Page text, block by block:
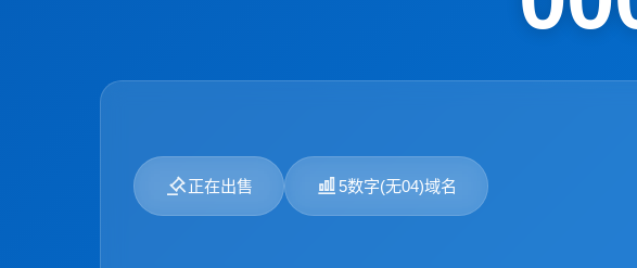
正在出售 5数字(无04)域名